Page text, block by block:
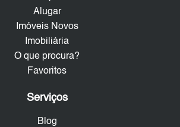
Alugar
Imóveis Novos
Imobiliária
O que procura?
Favoritos
Serviços
Blog